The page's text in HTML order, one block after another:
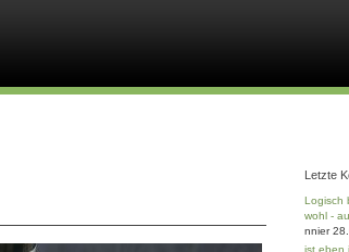
Letzte
Logisch
wohl -
nnier
ist eben